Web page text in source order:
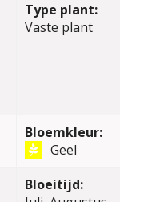
Type plant:
Vaste plant
Bloemkleur:
Geel
Bloeitijd: